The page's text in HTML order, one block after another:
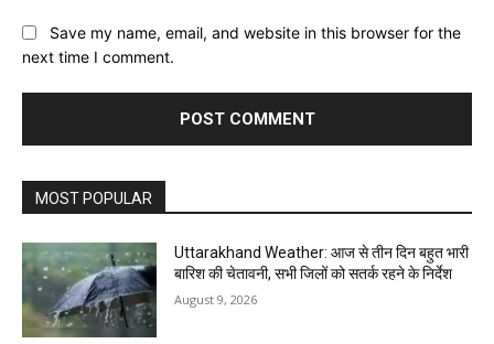
Save my name, email, and website in this browser for the
next time I comment.
MOST POPULAR
Uttarakhand Weather: आज से तीन दिन बहुत भारी
बारिश की चेतावनी, सभी जिलों को सतर्क रहने के निर्देश
August 9, 2026